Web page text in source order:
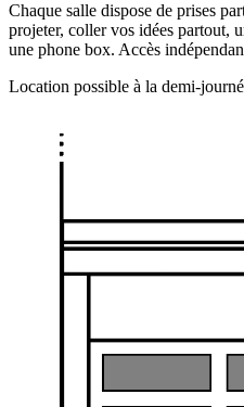
Chaque salle dispose de prises
projeter, coller vos idées partout,
une phone box. Accès
Location possible à la demi-